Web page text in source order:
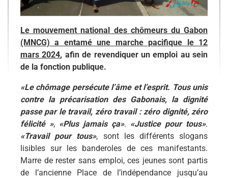
Le mouvement national des chômeurs du Gabon
(MNCG) a entamé une marche pacifique le 12
mars 2024, afin de revendiquer un emploi au sein
de la fonction publique.
«Le chômage persécute l’âme et l’esprit. Tous unis
contre la précarisation des Gabonais, la dignité
passe par le travail, zéro travail : zéro dignité, zéro
félicité », «Plus jamais ça». «Justice pour tous».
«Travail pour tous», sont les différents slogans
lisibles sur les banderoles de ces manifestants.
Marre de rester sans emploi, ces jeunes sont partis
de l’ancienne Place de l’indépendance jusqu’au